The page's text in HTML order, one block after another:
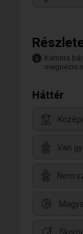
Kattints
megnézni
Háttér
Van
Nem